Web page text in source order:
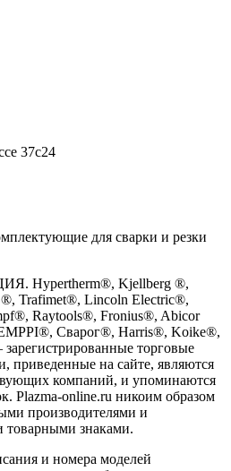
37с24
для сварки и резки
Hypertherm®, Kjellberg ®,
Trafimet®, Lincoln Electric®,
Raytools®, Fronius®, Abicor
Сварог®, Harris®, Koike®,
торговые
приведенные на сайте, являются
компаний, и упоминаются
Plazma-online.ru никоим образом
производителями и
товарными знаками.
и номера моделей